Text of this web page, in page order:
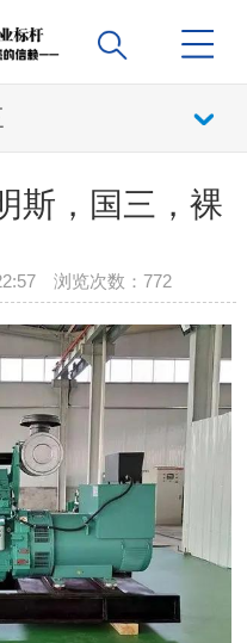
斯，国三，裸
浏览次数：772